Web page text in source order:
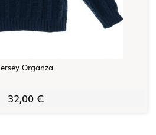
Organza
32,00 €